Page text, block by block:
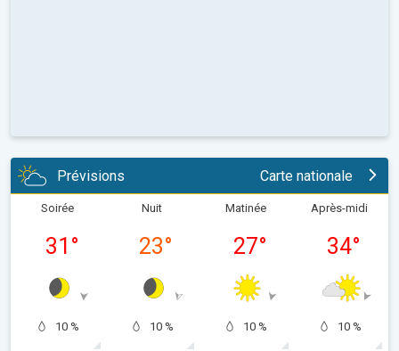
Prévisions Carte nationale
Soirée
31 °
10 %
Nuit
23°
10 %
Matinée
27°
10 %
Après-midi
34°
10 %